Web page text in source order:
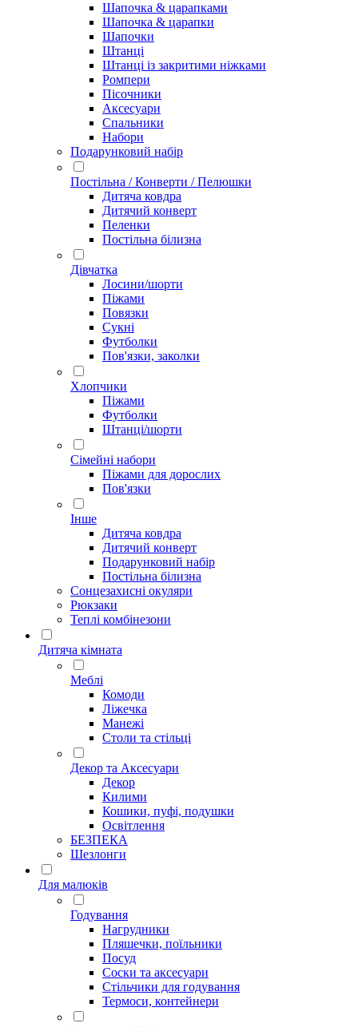
Шапочка & царапками
Шапочка & царапки
Шапочки
Штанці
Штанці із закритими ніжками
Ромпери
Пісочники
Аксесуари
Спальники
Набори
Подарунковий набір
Постільна / Конверти / Пелюшки
Дитяча ковдра
Дитячий конверт
Пеленки
Постільна білизна
Дівчатка
Лосини/шорти
Піжами
Повязки
Сукні
Футболки
Пов'язки, заколки
Хлопчики
Піжами
Футболки
Штанці/шорти
Сімейні набори
Піжами для дорослих
Пов'язки
Інше
Дитяча ковдра
Дитячий конверт
Подарунковий набір
Постільна білизна
Сонцезахисні окуляри
Рюкзаки
Теплі комбінезони
Дитяча кімната
Меблі
Комоди
Ліжечка
Манежі
Столи та стільці
Декор та Аксесуари
Декор
Килими
Кошики, пуфі, подушки
Освітлення
БЕЗПЕКА
Шезлонги
Для малюків
Годування
Нагрудники
Пляшечки, поїльники
Посуд
Соски та аксесуари
Стільчики для годування
Термоси, контейнери